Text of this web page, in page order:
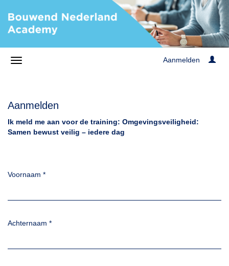
Aanmelden
Aanmelden
Ik meld me aan voor de training: Omgevingsveiligheid:
Samen bewust veilig – iedere dag
Voornaam *
Achternaam *